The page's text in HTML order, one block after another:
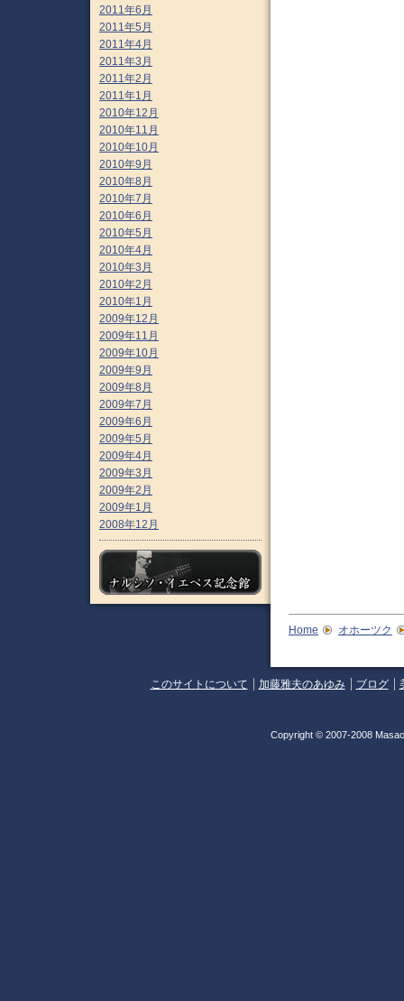
2011年6月
2011年5月
2011年4月
2011年3月
2011年2月
2011年1月
2010年12月
2010年11月
2010年10月
2010年9月
2010年8月
2010年7月
2010年6月
2010年5月
2010年4月
2010年3月
2010年2月
2010年1月
2009年12月
2009年11月
2009年10月
2009年9月
2009年8月
2009年7月
2009年6月
2009年5月
2009年4月
2009年3月
2009年2月
2009年1月
2008年12月
Home オホーツク
このサイトについて 加藤雅夫のあゆみ ブログ
Copyright © 2007-2008